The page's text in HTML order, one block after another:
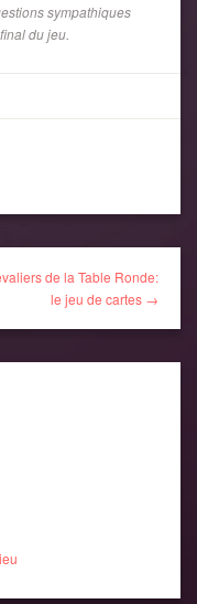
sympathiques
du jeu.
de la Table Ronde:
le jeu de cartes →